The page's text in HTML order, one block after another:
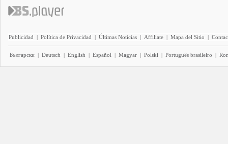
Publicidad | Política de Privacidad | Últimas Noticias | Affiliate | Mapa del Sitio |
Български | Deutsch | English | Español | Magyar | Polski | Português brasileiro |